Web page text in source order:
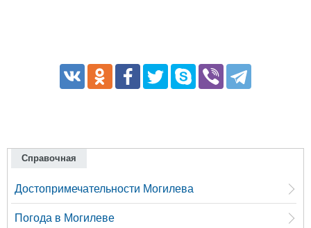
Справочная
Достопримечательности Могилева
Погода в Могилеве